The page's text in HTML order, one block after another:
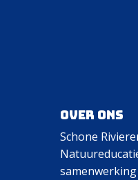
Over ons
Schone